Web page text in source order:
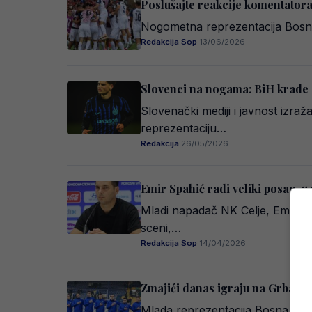
Poslušajte reakcije
Nogometna reprezentacija
Redakcija Sop·13/06/2026
Slovenci na nogama: BiH
Slovenački mediji i javnost
reprezentaciju…
Redakcija·26/05/2026
Emir Spahić radi veliki posao,
Mladi napadač NK Celje, Emar
sceni,…
Redakcija Sop·14/04/2026
Zmajići danas igraju na